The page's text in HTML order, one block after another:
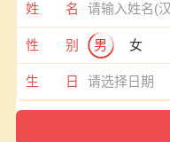
姓 名
性 别 男 女
生 日